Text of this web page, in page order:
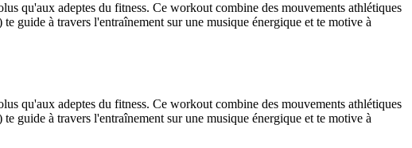
qu'aux adeptes du fitness. Ce workout combine des mouvements athlétiques
guide à travers l'entraînement sur une musique énergique et te motive à
qu'aux adeptes du fitness. Ce workout combine des mouvements athlétiques
guide à travers l'entraînement sur une musique énergique et te motive à